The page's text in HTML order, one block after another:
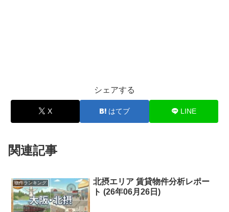
シェアする
X はてブ LINE
関連記事
物件ランキング
北摂エリア 賃貸物件分析レポー
ト (26年06月26日)